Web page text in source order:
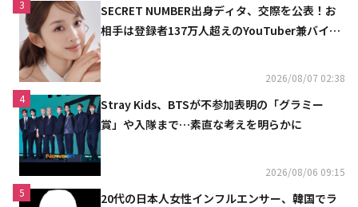
3
SECRET NUMBER出身ディタ、交際を公表！お
相手は登録者137万人超えのYouTuber兼バイオ
2026/08/07 02:38
4
Stray Kids、BTSが不参加表明の「グラミー
賞」や入隊まで…素直な考えを明らかに
2026/08/06 09:15
5
20代の日本人女性インフルエンサー、韓国でラ